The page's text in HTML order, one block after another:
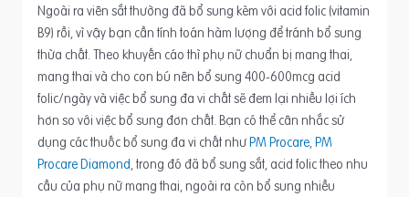
Ngoài ra viên sắt thường đã bổ sung kèm với acid folic (vitamin
B9) rồi, vì vậy bạn cần tính toán hàm lượng để tránh bổ sung
thừa chất. Theo khuyến cáo thì phụ nữ chuẩn bị mang thai,
mang thai và cho con bú nên bổ sung 400-600mcg acid
folic/ngày và việc bổ sung đa vi chất sẽ đem lại nhiều lợi ích
hơn so với việc bổ sung đơn chất. Bạn có thể cân nhắc sử
dụng các thuốc bổ sung đa vi chất nhưPM Procare,PM
Procare Diamond, trong đó đã bổ sung sắt, acid folic theo nhu
cầu của phụ nữ mang thai, ngoài ra còn bổ sung nhiều